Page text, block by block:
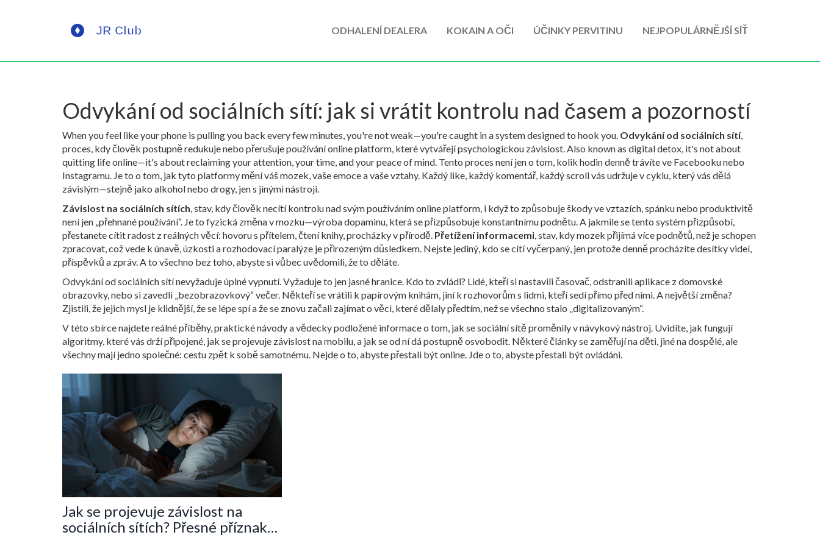
ODHALENÍ DEALERA KOKAIN A OČI ÚČINKY PERVITINU NEJPOPULÁRNĚJŠÍ SÍŤ
Odvykání od sociálních sítí: jak si vrátit kontrolu nad časem a pozorností
When you feel like your phone is pulling you back every few minutes, you're not weak—you're caught in a system designed to hook you. Odvykání od sociálních sítí,
proces, kdy člověk postupně redukuje nebo přerušuje používání online platform, které vytvářejí psychologickou závislost. Also known as digital detox, it's not about
quitting life online—it's about reclaiming your attention, your time, and your peace of mind. Tento proces není jen o tom, kolik hodin denně trávíte ve Facebooku nebo
Instagramu. Je to o tom, jak tyto platformy mění váš mozek, vaše emoce a vaše vztahy. Každý like, každý komentář, každý scroll vás udržuje v cyklu, který vás dělá
závislým—stejně jako alkohol nebo drogy, jen s jinými nástroji.
Závislost na sociálních sítích,stav, kdy člověk necítí kontrolu nad svým používáním online platform, i když to způsobuje škody ve vztazích, spánku nebo produktivitě
není jen „přehnané používání“. Je to fyzická změna v mozku—výroba dopaminu, která se přizpůsobuje konstantnímu podnětu. A jakmile se tento systém přizpůsobí,
přestanete cítit radost z reálných věcí: hovoru s přítelem, čtení knihy, procházky v přírodě. Přetížení informacemi,stav, kdy mozek přijímá více podnětů, než je schopen
zpracovat, což vede k únavě, úzkosti a rozhodovací paralýze je přirozeným důsledkem. Nejste jediný, kdo se cítí vyčerpaný, jen protože denně procházíte desítky videí,
příspěvků a zpráv. A to všechno bez toho, abyste si vůbec uvědomili, že to děláte.
Odvykání od sociálních sítí nevyžaduje úplné vypnutí. Vyžaduje to jen jasné hranice. Kdo to zvládl? Lidé, kteří si nastavili časovač, odstranili aplikace z domovské
obrazovky, nebo si zavedli „bezobrazovkový“ večer. Někteří se vrátili k papírovým knihám, jiní k rozhovorům s lidmi, kteří sedí přímo před nimi. A největší změna?
Zjistili, že jejich mysl je klidnější, že se lépe spí a že se znovu začali zajímat o věci, které dělaly předtím, než se všechno stalo „digitalizovaným“.
V této sbírce najdete reálné příběhy, praktické návody a vědecky podložené informace o tom, jak se sociální sítě proměnily v návykový nástroj. Uvidíte, jak fungují
algoritmy, které vás drží připojené, jak se projevuje závislost na mobilu, a jak se od ní dá postupně osvobodit. Některé články se zaměřují na děti, jiné na dospělé, ale
všechny mají jedno společné: cestu zpět k sobě samotnému. Nejde o to, abyste přestali být online. Jde o to, abyste přestali být ovládáni.
Jak se projevuje závislost na
sociálních sítích? Přesné příznaky,